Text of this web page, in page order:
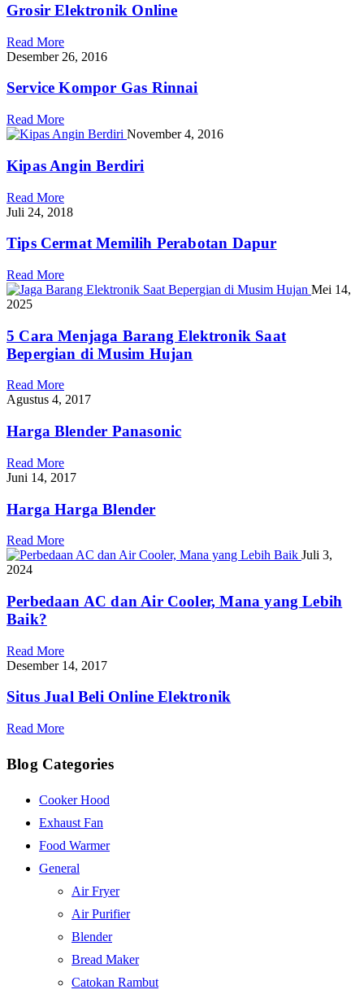
Grosir Elektronik Online
Read More
Desember 26, 2016
Service Kompor Gas Rinnai
Read More
November 4, 2016
Kipas Angin Berdiri
Read More
Juli 24, 2018
Tips Cermat Memilih Perabotan Dapur
Read More
Mei 14,
2025
5 Cara Menjaga Barang Elektronik Saat
Bepergian di Musim Hujan
Read More
Agustus 4, 2017
Harga Blender Panasonic
Read More
Juni 14, 2017
Harga Harga Blender
Read More
Juli 3,
2024
Perbedaan AC dan Air Cooler, Mana yang Lebih
Baik?
Read More
Desember 14, 2017
Situs Jual Beli Online Elektronik
Read More
Blog Categories
Cooker Hood
Exhaust Fan
Food Warmer
General
Air Fryer
Air Purifier
Blender
Bread Maker
Catokan Rambut